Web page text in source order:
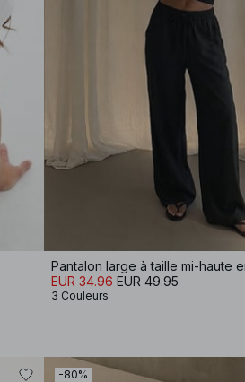
EUR 34.96 EUR 49.95
3 Couleurs
-80%